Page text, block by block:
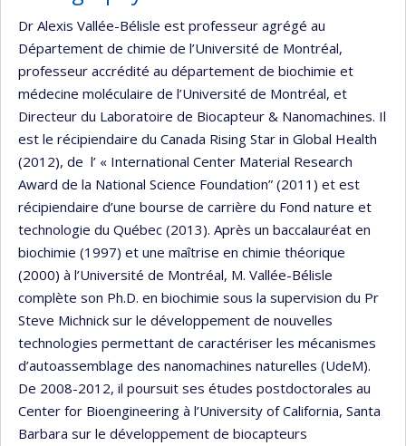
Dr Alexis Vallée-Bélisle est professeur agrégé au
Département de chimie de l’Université de Montréal,
professeur accrédité au département de biochimie et
médecine moléculaire de l’Université de Montréal, et
Directeur du Laboratoire de Biocapteur & Nanomachines. Il
est le récipiendaire du Canada Rising Star in Global Health
(2012), de l’ « International Center Material Research
Award de la National Science Foundation” (2011) et est
récipiendaire d’une bourse de carrière du Fond nature et
technologie du Québec (2013). Après un baccalauréat en
biochimie (1997) et une maîtrise en chimie théorique
(2000) à l’Université de Montréal, M. Vallée-Bélisle
complète son Ph.D. en biochimie sous la supervision du Pr
Steve Michnick sur le développement de nouvelles
technologies permettant de caractériser les mécanismes
d’autoassemblage des nanomachines naturelles (UdeM).
De 2008-2012, il poursuit ses études postdoctorales au
Center for Bioengineering à l’University of California, Santa
Barbara sur le développement de biocapteurs